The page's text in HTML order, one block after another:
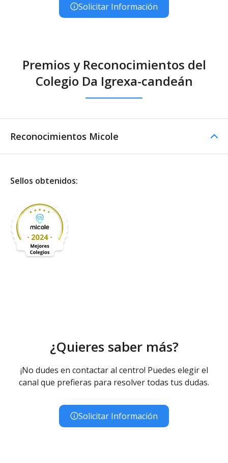
Solicitar Información
Premios y Reconocimientos del
Colegio Da Igrexa-candeán
Reconocimientos Micole
Sellos obtenidos:
¿Quieres saber más?
¡No dudes en contactar al centro! Puedes elegir el
canal que prefieras para resolver todas tus dudas.
Solicitar Información